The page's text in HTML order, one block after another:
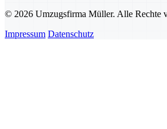
© 2026 Umzugsfirma Müller. Alle Rechte
Impressum Datenschutz